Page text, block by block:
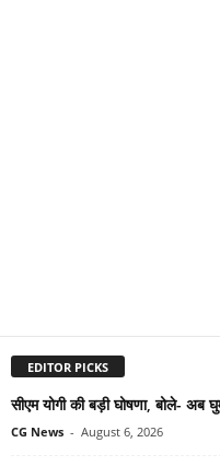
EDITOR PICKS
सीएम योगी की बड़ी घोषणा, बोले- अब
CG News - August 6, 2026